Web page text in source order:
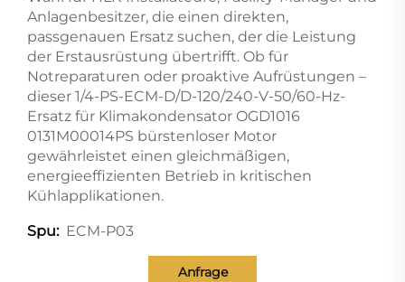
Anlagenbesitzer, die einen direkten,
passgenauen Ersatz suchen, der die Leistung
der Erstausrüstung übertrifft. Ob für
Notreparaturen oder proaktive Aufrüstungen –
dieser 1/4-PS-ECM-D/D-120/240-V-50/60-Hz-
Ersatz für Klimakondensator OGD1016
0131M00014PS bürstenloser Motor
gewährleistet einen gleichmäßigen,
energieeffizienten Betrieb in kritischen
Kühlapplikationen.
Spu: ECM-P03
Anfrage